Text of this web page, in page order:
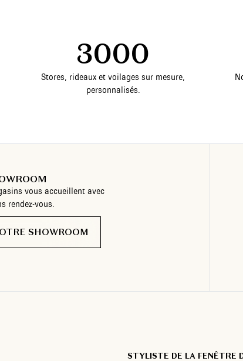
3000
Stores, rideaux et voilages sur mesure,
personnalisés.
vous accueillent avec
rendez-vous.
SHOWROOM
STYLISTE DE LA FENÊTRE